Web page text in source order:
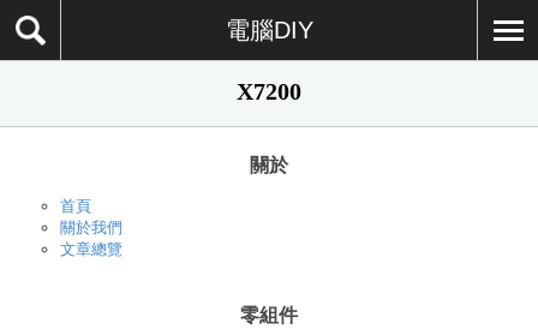
電腦DIY
X7200
關於
首頁
關於我們
文章總覽
零組件